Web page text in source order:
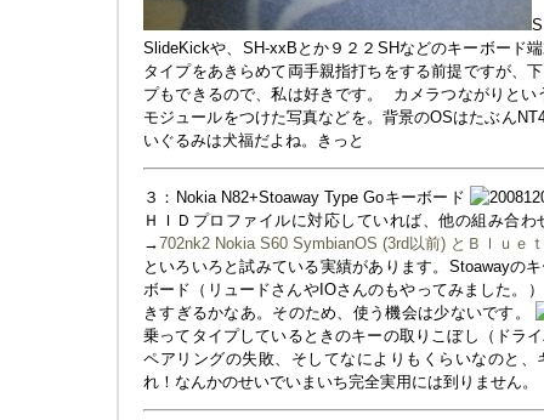
SlideKickや、SH-xxBとか９２２SHなどのキーボード
タイプをあきらめて両手親指打ちをする前提ですが、
プもできるので、私は好きです。
カメラつながりと
モジュールをつけた写真などを。背景のOSはたぶん
いぐるみは犬福だよね。きっと
３：Nokia N82+Stoaway Type Goキーボード
ＨＩＤプロファイルに対応していれば、他の組み合
→702nk2 Nokia S60 SymbianOS (3rd以前) とＢｌｕｅ
といろいろと試みている実績があります。Stoawayの
ボード（リュードさんやIOさんのもやってみました。
きすぎるかなあ。そのため、使う機会は少ないです。
乗ってタイプしているときのキーの取りこぼし（ドラ
ペアリングの失敗、そしてなによりもくらいなのと
れ！なんかのせいでいまいち完全実用には到りません。